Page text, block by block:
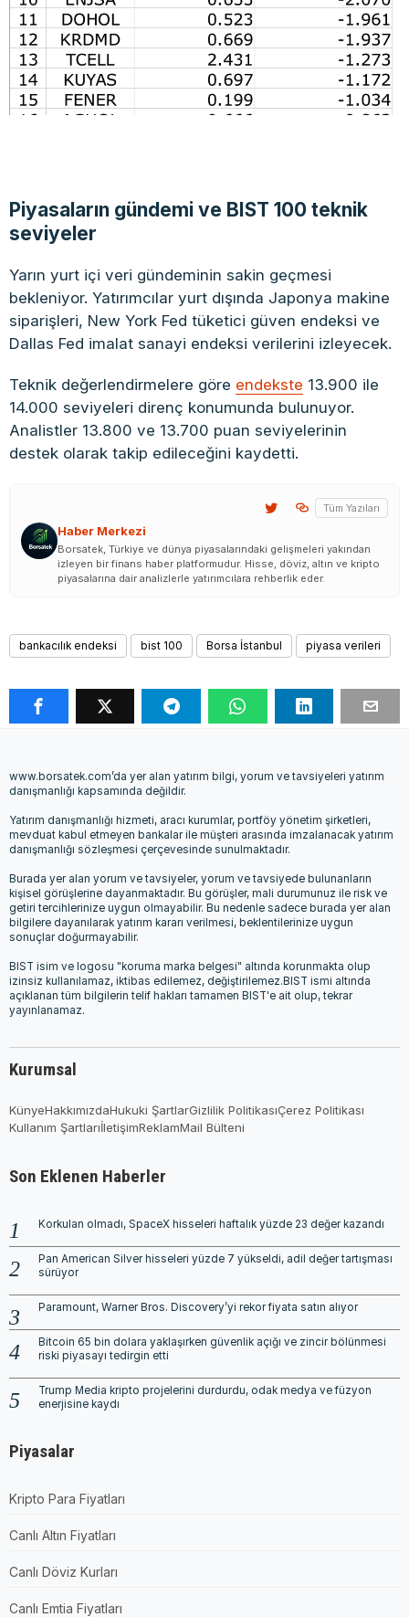
Piyasaların gündemi ve BIST 100 teknik
seviyeler
Yarın yurt içi veri gündeminin sakin geçmesi
bekleniyor. Yatırımcılar yurt dışında Japonya makine
siparişleri, New York Fed tüketici güven endeksi ve
Dallas Fed imalat sanayi endeksi verilerini izleyecek.
Teknik değerlendirmelere göre endekste 13.900 ile
14.000 seviyeleri direnç konumunda bulunuyor.
Analistler 13.800 ve 13.700 puan seviyelerinin
destek olarak takip edileceğini kaydetti.
Haber Merkezi
Tüm Yazıları
Borsatek, Türkiye ve dünya piyasalarındaki gelişmeleri yakından
izleyen bir finans haber platformudur. Hisse, döviz, altın ve kripto
piyasalarına dair analizlerle yatırımcılara rehberlik eder.
bankacılık endeksi bist 100 Borsa İstanbul piyasa verileri
www.borsatek.com’da yer alan yatırım bilgi, yorum ve tavsiyeleri yatırım
danışmanlığı kapsamında değildir.
Yatırım danışmanlığı hizmeti, aracı kurumlar, portföy yönetim şirketleri,
mevduat kabul etmeyen bankalar ile müşteri arasında imzalanacak yatırım
danışmanlığı sözleşmesi çerçevesinde sunulmaktadır.
Burada yer alan yorum ve tavsiyeler, yorum ve tavsiyede bulunanların
kişisel görüşlerine dayanmaktadır. Bu görüşler, mali durumunuz ile risk ve
getiri tercihlerinize uygun olmayabilir. Bu nedenle sadece burada yer alan
bilgilere dayanılarak yatırım kararı verilmesi, beklentilerinize uygun
sonuçlar doğurmayabilir.
BIST isim ve logosu "koruma marka belgesi" altında korunmakta olup
izinsiz kullanılamaz, iktibas edilemez, değiştirilemez.BIST ismi altında
açıklanan tüm bilgilerin telif hakları tamamen BIST'e ait olup, tekrar
yayınlanamaz.
Kurumsal
KünyeHakkımızdaHukuki ŞartlarGizlilik PolitikasıÇerez Politikası
Kullanım ŞartlarıİletişimReklamMail Bülteni
Son Eklenen Haberler
Korkulan olmadı, SpaceX hisseleri haftalık yüzde 23 değer kazandı
Pan American Silver hisseleri yüzde 7 yükseldi, adil değer tartışması
sürüyor
Paramount, Warner Bros. Discovery’yi rekor fiyata satın alıyor
Bitcoin 65 bin dolara yaklaşırken güvenlik açığı ve zincir bölünmesi
riski piyasayı tedirgin etti
Trump Media kripto projelerini durdurdu, odak medya ve füzyon
enerjisine kaydı
Piyasalar
Kripto Para Fiyatları
Canlı Altın Fiyatları
Canlı Döviz Kurları
Canlı Emtia Fiyatları